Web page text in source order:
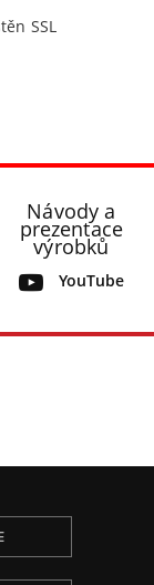
SSL
Návody a
prezentace
výrobků
YouTube